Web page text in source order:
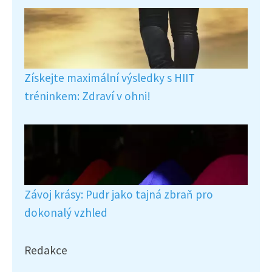
Získejte maximální výsledky s HIIT
tréninkem: Zdraví v ohni!
Závoj krásy: Pudr jako tajná zbraň pro
dokonalý vzhled
Redakce